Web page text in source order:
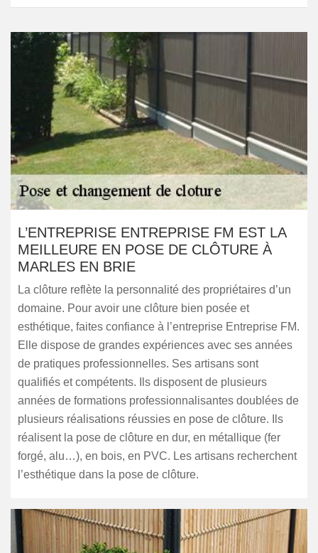
L’ENTREPRISE ENTREPRISE FM EST LA
MEILLEURE EN POSE DE CLÔTURE À
MARLES EN BRIE
La clôture reflète la personnalité des propriétaires d’un
domaine. Pour avoir une clôture bien posée et
esthétique, faites confiance à l’entreprise Entreprise FM.
Elle dispose de grandes expériences avec ses années
de pratiques professionnelles. Ses artisans sont
qualifiés et compétents. Ils disposent de plusieurs
années de formations professionnalisantes doublées de
plusieurs réalisations réussies en pose de clôture. Ils
réalisent la pose de clôture en dur, en métallique (fer
forgé, alu…), en bois, en PVC. Les artisans recherchent
l’esthétique dans la pose de clôture.